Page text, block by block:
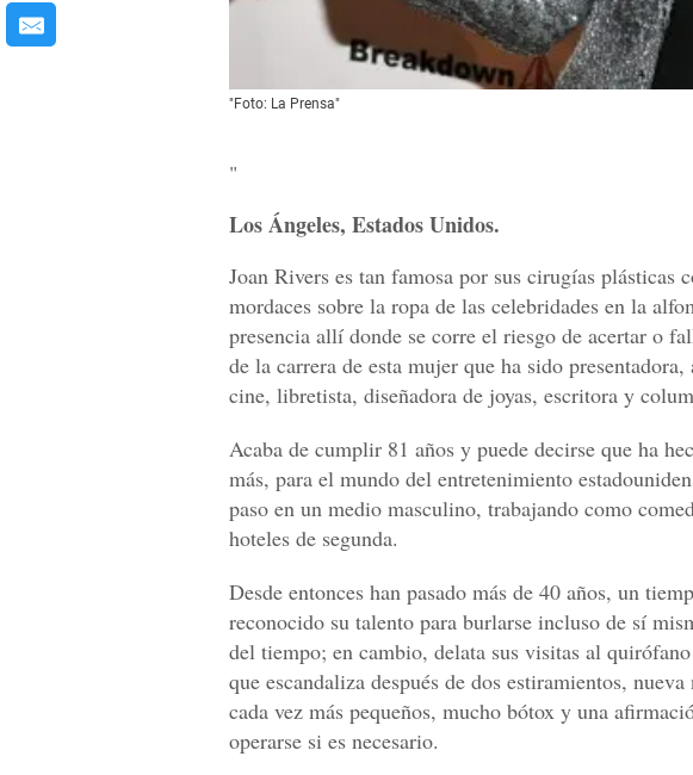
"Foto: La Prensa"
"
Los Ángeles, Estados Unidos.
Joan Rivers es tan famosa por sus cirugías plásticas
mordaces sobre la ropa de las celebridades en la
presencia allí donde se corre el riesgo de acertar o
de la carrera de esta mujer que ha sido
cine, libretista, diseñadora de joyas, escritora y
Acaba de cumplir 81 años y puede decirse que ha
más, para el mundo del entretenimiento
paso en un medio masculino, trabajando como
hoteles de segunda.
Desde entonces han pasado más de 40 años, un
reconocido su talento para burlarse incluso de sí
del tiempo; en cambio, delata sus visitas al
que escandaliza después de dos estiramientos,
cada vez más pequeños, mucho bótox y una
operarse si es necesario.